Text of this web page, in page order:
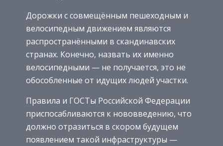
Дорожки с совмещённым пешеходным и
велосипедным движением являются
распространёнными в скандинавских
странах. Конечно, назвать их именно
велосипедными — не получается, это не
обособленные от идущих людей участки.
Правила и ГОСТы Российской Федерации
приспосабливаются к нововведению, что
должно отразиться в скором будущем
появлением такой инфраструктуры —